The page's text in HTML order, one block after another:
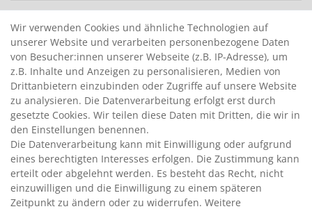
>
HANDPUMPEN FÜR BENZIN
>
HANDPUMPEN FÜR ÖLE
>
TANKANLAGEN
>
ADBLUE® BETANKUNG
INFORMATIONEN
>
FAQ
>
VERTRAG WIDERRUFEN
Wir verwenden Cookies und ähnliche Technologien auf
unserer Website und verarbeiten personenbezogene Daten
von Besucher:innen unserer Webseite (z.B. IP-Adresse), um
z.B. Inhalte und Anzeigen zu personalisieren, Medien von
Drittanbietern einzubinden oder Zugriffe auf unsere Website
zu analysieren. Die Datenverarbeitung erfolgt erst durch
gesetzte Cookies. Wir teilen diese Daten mit Dritten, die wir in
den Einstellungen benennen.
Die Datenverarbeitung kann mit Einwilligung oder aufgrund
eines berechtigten Interesses erfolgen. Die Zustimmung kann
erteilt oder abgelehnt werden. Es besteht das Recht, nicht
einzuwilligen und die Einwilligung zu einem späteren
Zeitpunkt zu ändern oder zu widerrufen. Weitere